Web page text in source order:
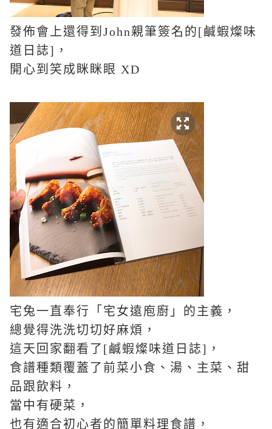
發佈會上還得到 John親筆簽名的[鹹蝦燦味
道日誌] ，
開心到笑成眯眯眼 XD
宅兔一直奉行「宅女遠庖廚」的主義，
總覺得洗洗切切好麻煩，
這天回家翻看了 [鹹蝦燦味道日誌] ，
食譜種類覆蓋了前菜小食、湯、主菜、甜
品跟飲料，
當中有硬菜，
也有適合初心者的簡單料理食譜，